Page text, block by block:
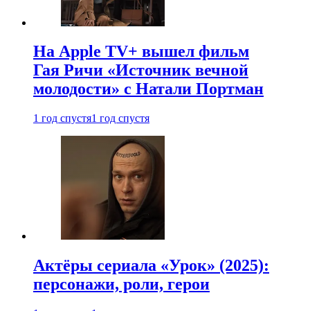
На Apple TV+ вышел фильм
Гая Ричи «Источник вечной
молодости» с Натали Портман
1 год спустя1 год спустя
Актёры сериала «Урок» (2025):
персонажи, роли, герои